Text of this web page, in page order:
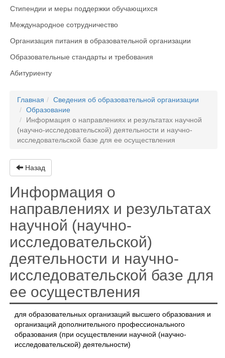
Стипендии и меры поддержки обучающихся
Международное сотрудничество
Организация питания в образовательной организации
Образовательные стандарты и требования
Абитуриенту
Главная
Сведения об образовательной организации
Образование
Информация о направлениях и результатах научной
(научно-исследовательской) деятельности и научно-
исследовательской базе для ее осуществления
Назад
Информация о
направлениях и результатах
научной (научно-
исследовательской)
деятельности и научно-
исследовательской базе для
ее осуществления
для образовательных организаций высшего образования и
организаций дополнительного профессионального
образования (при осуществлении научной (научно-
исследовательской) деятельности)